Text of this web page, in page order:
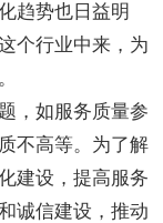
趋势也日益明
个行业中来，为
，如服务质量参
不高等。为了解
建设，提高服务
诚信建设，推动